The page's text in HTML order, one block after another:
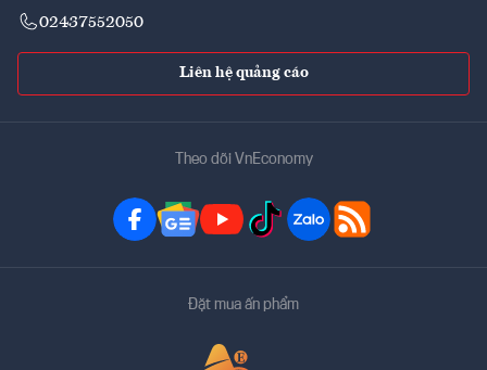
02437552050
Liên hệ quảng cáo
Theo dõi VnEconomy
Đặt mua ấn phẩm